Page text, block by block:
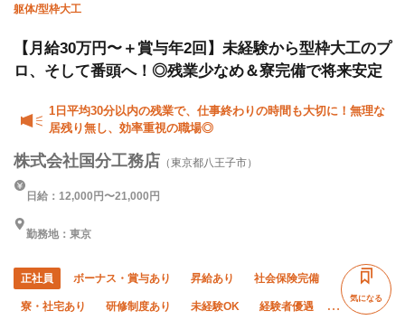
躯体/型枠大工
【月給30万円〜＋賞与年2回】未経験から型枠大工のプ
ロ、そして番頭へ！◎残業少なめ＆寮完備で将来安定
1日平均30分以内の残業で、仕事終わりの時間も大切に！無理な
居残り無し、効率重視の職場◎
株式会社国分工務店 （東京都八王子市）
日給：12,000円〜21,000円
勤務地：東京
正社員 ボーナス・賞与あり 昇給あり 社会保険完備
寮・社宅あり 研修制度あり 未経験OK 経験者優遇
気になる